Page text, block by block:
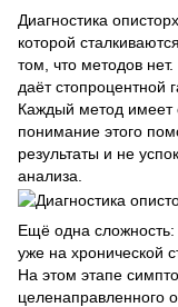
Диагностика
которой
том, что методов
даёт стопроцентной
Каждый метод имеет
понимание этого
результаты и не
анализа.
Ещё одна
уже на хронической
На этом этапе
целенаправленного